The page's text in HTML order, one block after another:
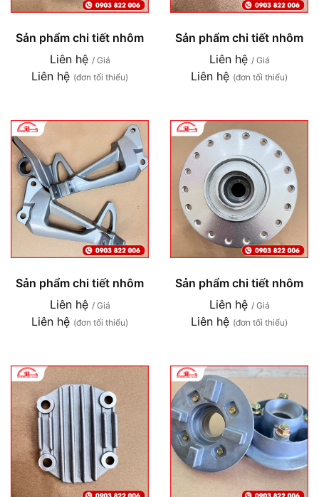
Sản phẩm chi tiết nhôm
Liên hệ / Giá
Liên hệ (đơn tối thiểu)
Sản phẩm chi tiết nhôm
Liên hệ / Giá
Liên hệ (đơn tối thiểu)
Sản phẩm chi tiết nhôm
Liên hệ / Giá
Liên hệ (đơn tối thiểu)
Sản phẩm chi tiết nhôm
Liên hệ / Giá
Liên hệ (đơn tối thiểu)